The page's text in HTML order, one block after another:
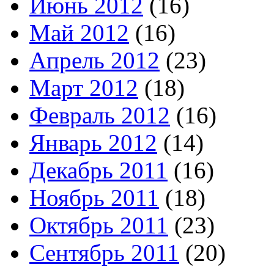
Май 2012 (16)
Апрель 2012 (23)
Март 2012 (18)
Февраль 2012 (16)
Январь 2012 (14)
Декабрь 2011 (16)
Ноябрь 2011 (18)
Октябрь 2011 (23)
Сентябрь 2011 (20)